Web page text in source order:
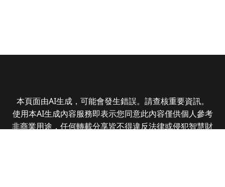
本頁面由AI生成，可能會發生錯誤。請查核重要資訊。
使用本AI生成內容服務即表示您同意此內容僅供個人參考
非商業用途，任何轉載分享皆不得違反法律或侵犯智慧財